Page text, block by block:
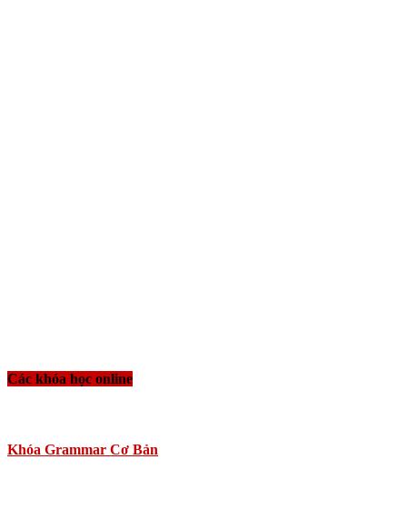
Các khóa học online
Khóa Grammar Cơ Bản